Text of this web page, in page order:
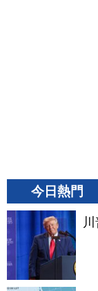
今日熱門